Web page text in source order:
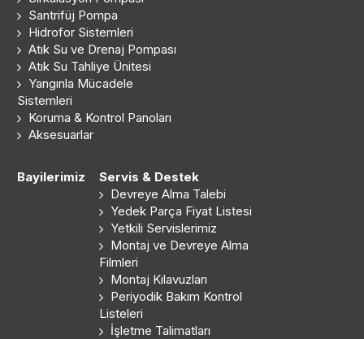
Santrifüj Pompa
Hidrofor Sistemleri
Atık Su ve Drenaj Pompası
Atık Su Tahliye Ünitesi
Yangınla Mücadele
Sistemleri
Koruma & Kontrol Panoları
Aksesuarlar
Bayilerimiz
Servis & Destek
Devreye Alma Talebi
Yedek Parça Fiyat Listesi
Yetkili Servislerimiz
Montaj ve Devreye Alma
Filmleri
Montaj Kılavuzları
Periyodik Bakım Kontrol
Listeleri
İşletme Talimatları